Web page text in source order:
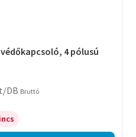
védőkapcsoló, 4 pólusú
/DB Bruttó